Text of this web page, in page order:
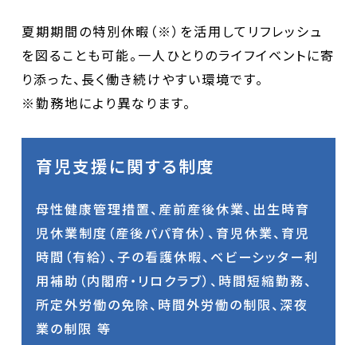
夏期期間の特別休暇（※）を活用してリフレッシュ
を図ることも可能。一人ひとりのライフイベントに寄
り添った、長く働き続けやすい環境です。
※勤務地により異なります。
育児支援に関する制度
母性健康管理措置、産前産後休業、出生時育
児休業制度（産後パパ育休）、育児休業、育児
時間（有給）、子の看護休暇、ベビーシッター利
用補助（内閣府・リロクラブ）、時間短縮勤務、
所定外労働の免除、時間外労働の制限、深夜
業の制限 等